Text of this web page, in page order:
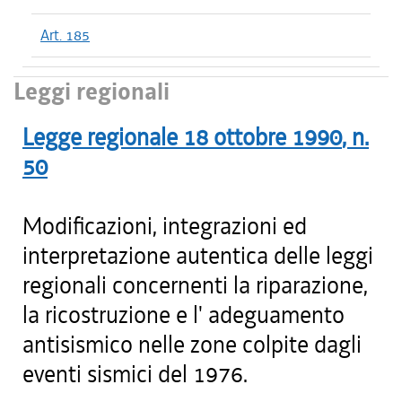
Art. 185
Leggi regionali
Legge regionale 18 ottobre 1990, n.
50
Modificazioni, integrazioni ed
interpretazione autentica delle leggi
regionali concernenti la riparazione,
la ricostruzione e l' adeguamento
antisismico nelle zone colpite dagli
eventi sismici del 1976.